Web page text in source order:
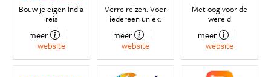
Bouw je eigen India
reis
meer
website
Verre reizen. Voor
iedereen uniek.
meer
website
Met oog voor de
wereld
meer
website